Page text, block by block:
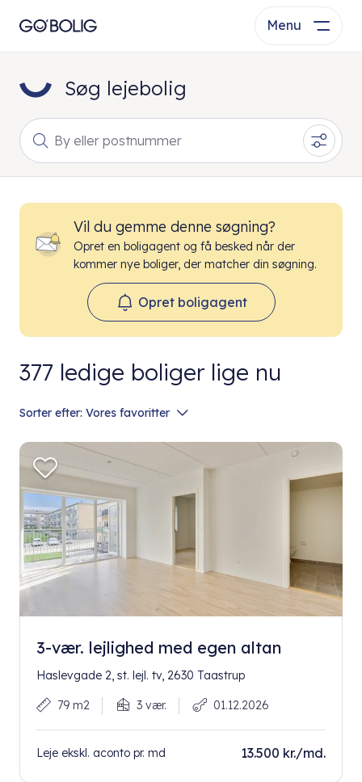
Menu
Søg lejebolig
By eller postnummer
Vil du gemme denne søgning?
Opret en boligagent og få besked når der
kommer nye boliger, der matcher din søgning.
Opret boligagent
377 ledige boliger lige nu
Sorter efter: Vores favoritter
3-vær. lejlighed med egen altan
Haslevgade 2, st. lejl. tv, 2630 Taastrup
79 m2 3 vær. 01.12.2026
Leje ekskl. aconto pr. md 13.500 kr./md.